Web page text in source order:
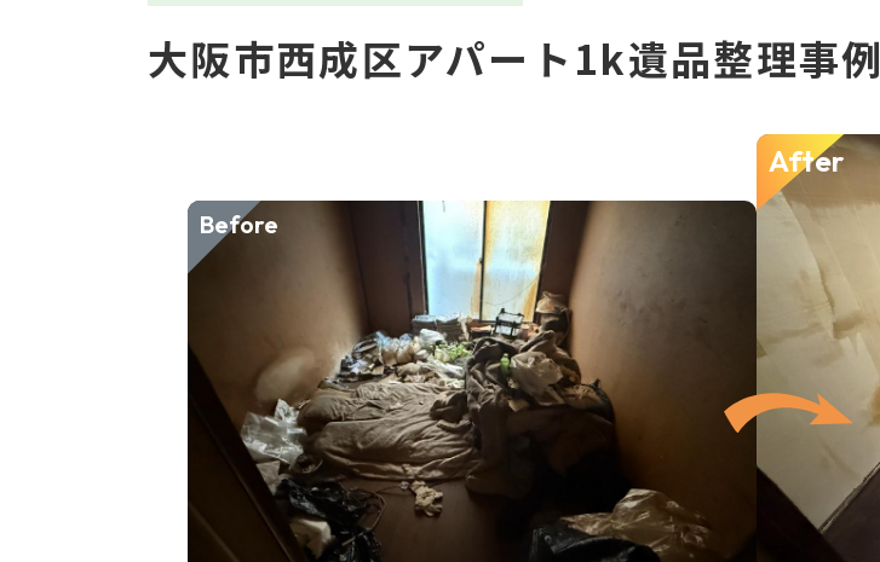
大阪市西成区アパート1k遺品整理事例
Before
After